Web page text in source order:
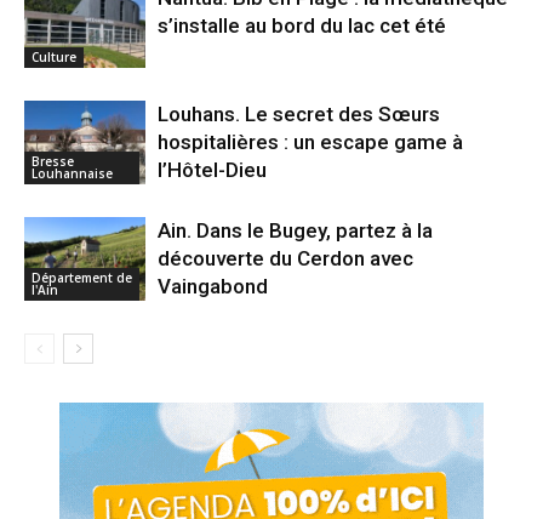
Culture
s’installe au bord du lac cet été
Bresse
Louhannaise
Louhans. Le secret des Sœurs
hospitalières : un escape game à
l’Hôtel-Dieu
Département de
l'Ain
Ain. Dans le Bugey, partez à la
découverte du Cerdon avec
Vaingabond